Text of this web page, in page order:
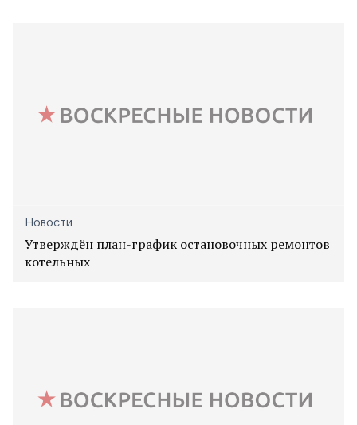
Новости
Утверждён план-график остановочных ремонтов
котельных